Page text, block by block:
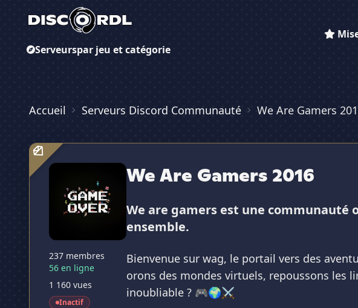
Serveurspar jeu et catégorie
Accueil Serveurs Discord Communauté We Are Gamers
237 membres
56 en ligne
1 160 vues
Inactif
We Are Gamers 2016
We are gamers est une communauté
ensemble.
Bienvenue sur wag, le portail vers des
orons des mondes virtuels, repoussons les
inoubliable ? 🎮🌍⚔️
Vote